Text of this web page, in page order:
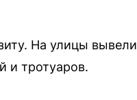
На улицы вывели
и тротуаров.